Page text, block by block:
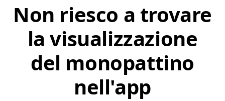
Non riesco a trovare
la visualizzazione
del monopattino
nell'app